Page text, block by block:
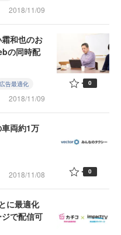
2018/11/09
和也のお
の同時配
広告最適化
2018/11/09
0
両約1万
2018/11/08 0
に最適化
で配信可